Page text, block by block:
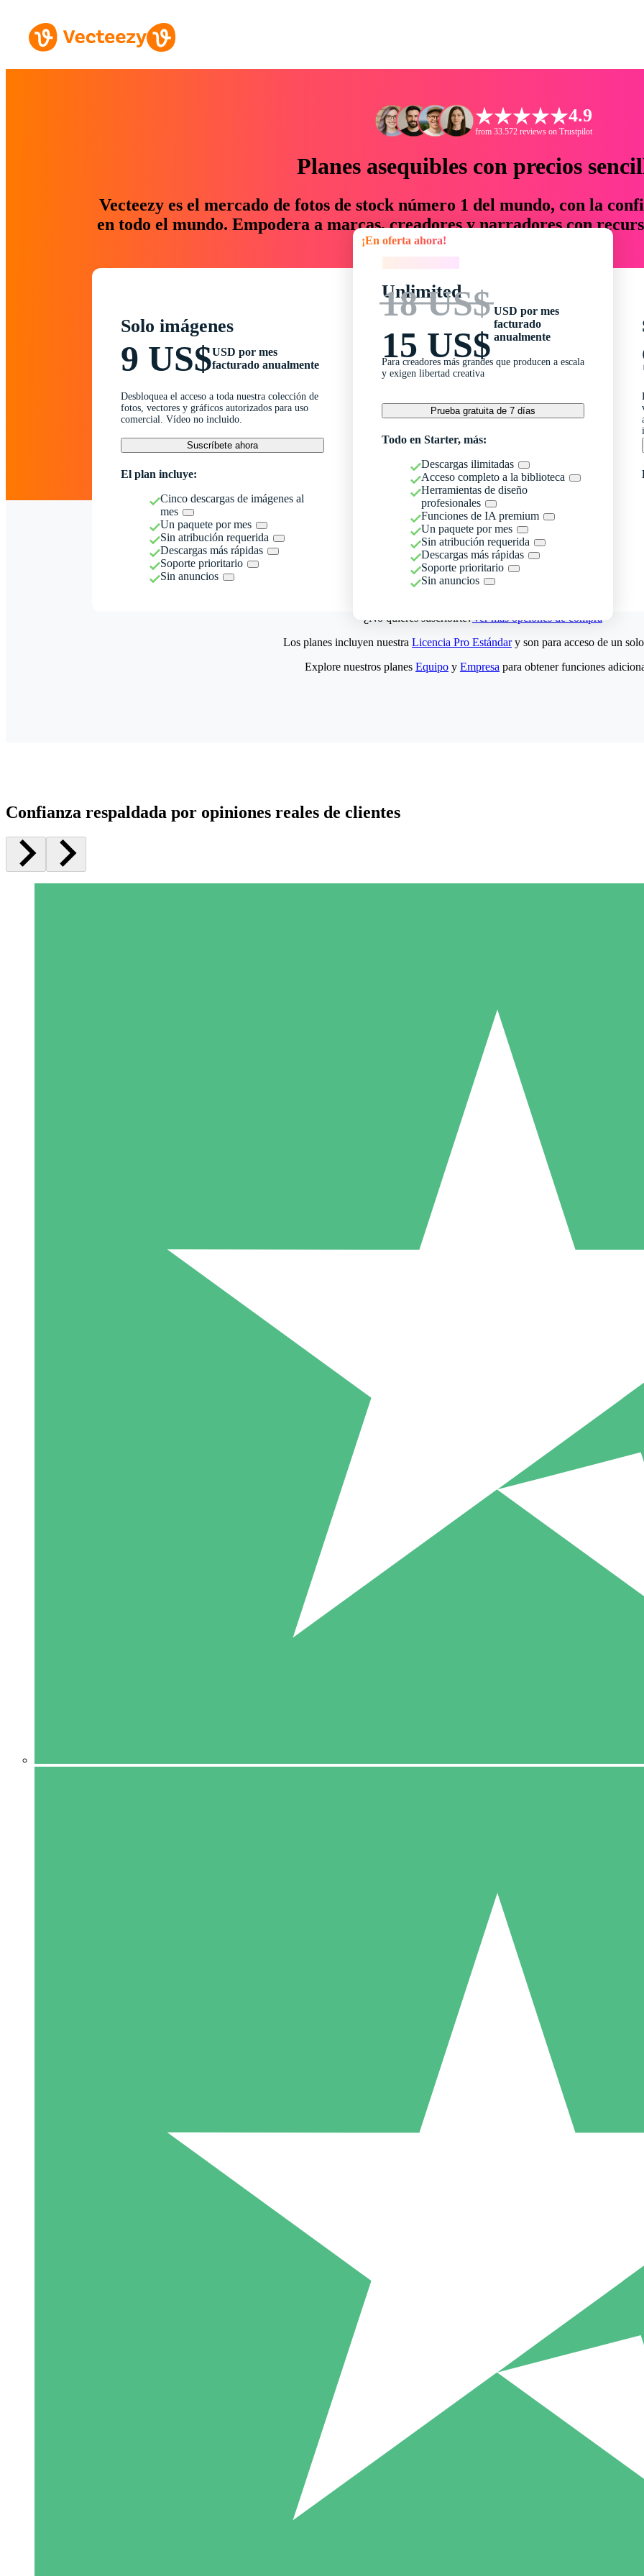
4.9
from 33.572 reviews on Trustpilot
Planes asequibles con precios
Vecteezy es el mercado de fotos de stock número 1 del mundo, con la
en todo el mundo. Empodera a marcas, creadores y narradores con
un 76 % en tiempo y presupuesto.
Solo imágenes
9 US$USD por mes
facturado anualmente
Desbloquea el acceso a toda nuestra colección de
fotos, vectores y gráficos autorizados para uso
comercial. Vídeo no incluido.
Suscríbete ahora
El plan incluye:
Cinco descargas de imágenes al
mes
Un paquete por mes
Sin atribución requerida
Descargas más rápidas
Soporte prioritario
Sin anuncios
¡En oferta ahora!
Unlimited
18 US$
15 US$
USD por mes
facturado
anualmente
Para creadores más grandes que producen a escala
y exigen libertad creativa
Prueba gratuita de 7 días
Todo en Starter, más:
Descargas ilimitadas
Acceso completo a la biblioteca
Herramientas de diseño
profesionales
Funciones de IA premium
Un paquete por mes
Sin atribución requerida
Descargas más rápidas
Soporte prioritario
Sin anuncios
¿No quieres suscribirte?Ver más opciones de compra
5 Descargas
15
Los planes incluyen nuestra Licencia Pro Estándary son para acceso de un
Explore nuestros planes Equipo y Empresa para obtener funciones
Confianza respaldada por opiniones reales de clientes